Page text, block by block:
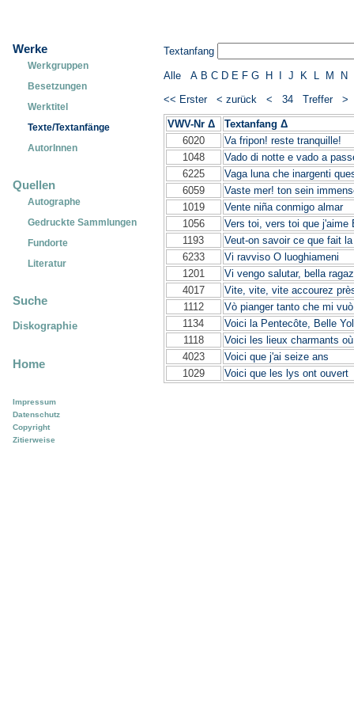
Werke
Werkgruppen
Besetzungen
Werktitel
Texte/Textanfänge
AutorInnen
Quellen
Autographe
Gedruckte Sammlungen
Fundorte
Literatur
Suche
Diskographie
Home
Impressum
Datenschutz
Copyright
Zitierweise
Textanfang
Alle A B C D E F G H J K M N
<< Erster
< zurück < 34 Treffer
VWV-Nr Δ
Textanfang Δ
6020
Va fripon! reste tranquille!
1048
Vado di notte e vado a
6225
Vaga luna che inargenti
6059
Vaste mer! ton sein
1019
Vente niña conmigo almar
1056
Vers toi, vers toi que j'aime
1193
Veut-on savoir ce que fait
6233
Vi ravviso O luoghiameni
1201
Vi vengo salutar, bella
4017
Vite, vite, vite accourez
1112
Vò pianger tanto che mi
1134
Voici la Pentecôte, Belle
1118
Voici les lieux charmants
4023
Voici que j'ai seize ans
1029
Voici que les lys ont ouvert